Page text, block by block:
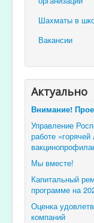
Шахматы в
Вакансии
Актуально
Внимание!
Управление
работе
Мы вместе!
Капитальный
программе на
Оценка
компаний